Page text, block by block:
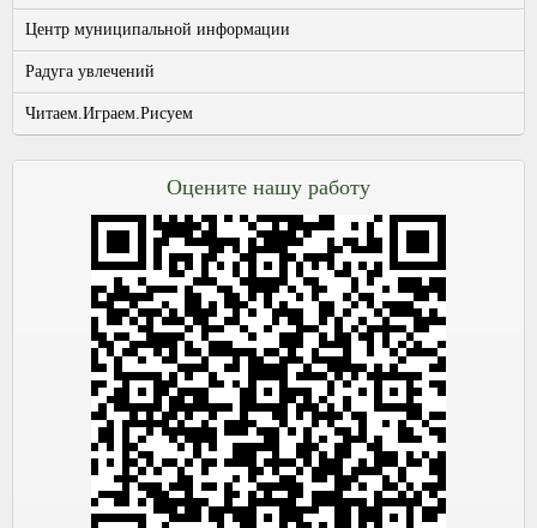
Центр муниципальной информации
Радуга увлечений
Читаем.Играем.Рисуем
Оцените нашу работу